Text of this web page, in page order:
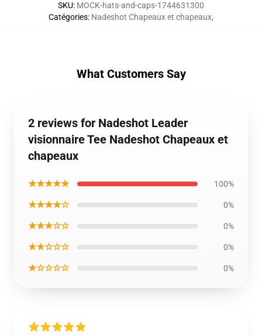
SKU: MOCK-hats-and-caps-1744631300
Catégories: Nadeshot Chapeaux et chapeaux,
What Customers Say
2 reviews for Nadeshot Leader
visionnaire Tee Nadeshot Chapeaux et
chapeaux
★★★★★ 100%
★★★★☆ 0%
★★★☆☆ 0%
★★☆☆☆ 0%
★☆☆☆☆ 0%